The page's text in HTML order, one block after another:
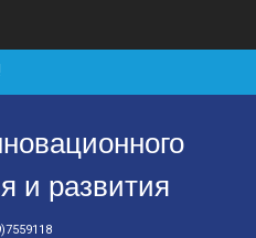
и развития